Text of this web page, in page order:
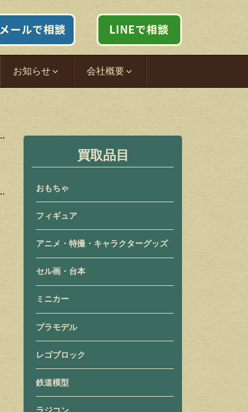
お知らせ 会社概要
買取品目
おもちゃ
フィギュア
アニメ・特撮・キャラクターグッズ
セル画・台本
ミニカー
プラモデル
レゴブロック
鉄道模型